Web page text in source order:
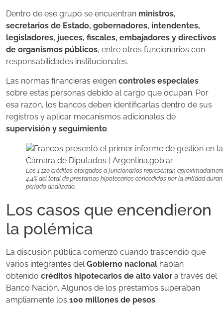
Dentro de ese grupo se encuentran ministros,
secretarios de Estado, gobernadores, intendentes,
legisladores, jueces, fiscales, embajadores y directivos
de organismos públicos, entre otros funcionarios con
responsabilidades institucionales.
Las normas financieras exigen controles especiales
sobre estas personas debido al cargo que ocupan. Por
esa razón, los bancos deben identificarlas dentro de sus
registros y aplicar mecanismos adicionales de
supervisión y seguimiento.
Los 1.120 créditos otorgados a funcionarios representan
4,4% del total de préstamos hipotecarios concedidos por la entidad
período analizado.
Los casos que encendieron
la polémica
La discusión pública comenzó cuando trascendió que
varios integrantes del Gobierno nacional habían
obtenido créditos hipotecarios de alto valor a través del
Banco Nación. Algunos de los préstamos superaban
ampliamente los 100 millones de pesos.